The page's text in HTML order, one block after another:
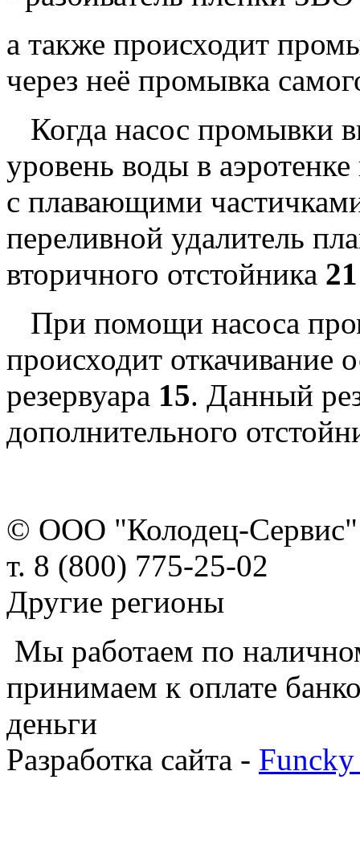
а также происходит
через неё промывка
Когда насос промывки
уровень воды в
с плавающими
переливной удалитель
вторичного отстойника 21
При помощи насоса
происходит откачивание
резервуара 15. Данный
дополнительного
© ООО "Колодец-
т. 8 (800) 775-25-02
Другие регионы
Мы работаем по
принимаем к оплате
деньги
Разработка сайта -